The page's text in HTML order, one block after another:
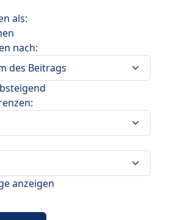
als:
nach:
anzeigen